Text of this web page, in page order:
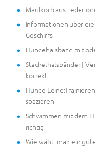
Maulkorb aus Leder
Informationen über
Geschirrs
Hundehalsband mit
Stachelhalsbänder |
korrekt
Hunde
spazieren
Schwimmen mit dem
richtig
Wie wählt man ein